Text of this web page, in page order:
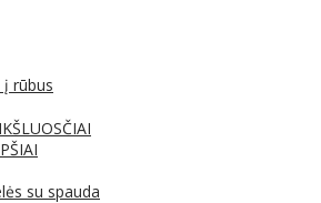
į rūbus
su spauda